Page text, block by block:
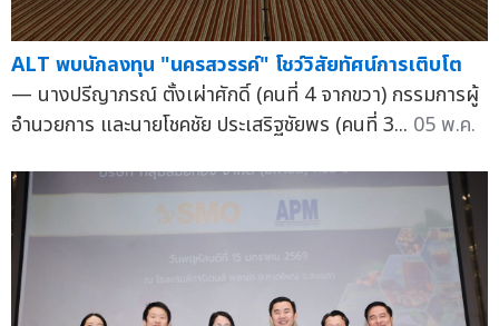
ALT พบนักลงทุน "นครสวรรค์" โชว์วิสัยทัศน์การเติบโต
— นางปรีญาภรณ์ ตั้งเผ่าศักดิ์ (คนที่ 4 จากขวา) กรรมการผู้
อำนวยการ และนายโชคชัย ประเสริฐชัยพร (คนที่ 3... 05 พ.ค.